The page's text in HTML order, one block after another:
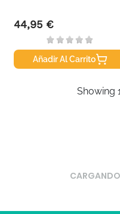
Precio
44,95 €
Añadir Al Carrito
Showing